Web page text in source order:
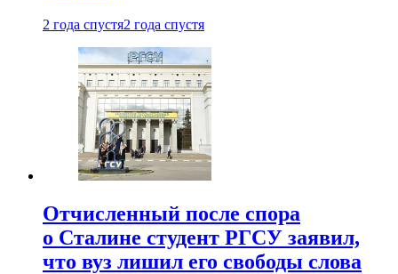
2 года спустя2 года спустя
Отчисленный после спора
о Сталине студент РГСУ заявил,
что вуз лишил его свободы слова